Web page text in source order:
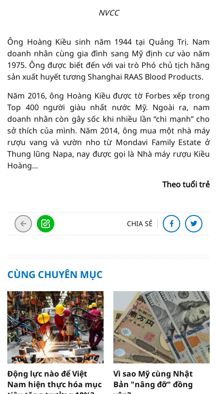
NVCC
Ông Hoàng Kiều sinh năm 1944 tại Quảng Trị. Nam
doanh nhân cùng gia đình sang Mỹ định cư vào năm
1975. Ông được biết đến với vai trò Phó chủ tịch hãng
sản xuất huyết tương Shanghai RAAS Blood Products.
Năm 2016, ông Hoàng Kiều được tờ Forbes xếp trong
Top 400 người giàu nhất nước Mỹ. Ngoài ra, nam
doanh nhân còn gây sốc khi nhiều lần “chi mạnh” cho
sở thích của mình. Năm 2014, ông mua một nhà máy
rượu vang và vườn nho từ Mondavi Family Estate ở
Thung lũng Napa, nay được gọi là Nhà máy rượu Kiều
Hoàng…
Theo tuổi trẻ
CHIA SẺ
CÙNG CHUYÊN MỤC
Động lực nào để Việt
Nam hiện thực hóa mục
Vì sao Mỹ cùng Nhật
Bản "nâng đỡ" đồng